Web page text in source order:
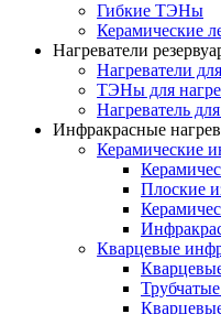
Гибкие ТЭНы
Керамические
Нагреватели
Нагреватели
ТЭНы для
Нагреватель
Инфракрасные
Керамические
Плоские
Кварцевые